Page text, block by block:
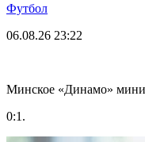
Футбол
06.08.26 23:22
Минское «Динамо»
0:1.